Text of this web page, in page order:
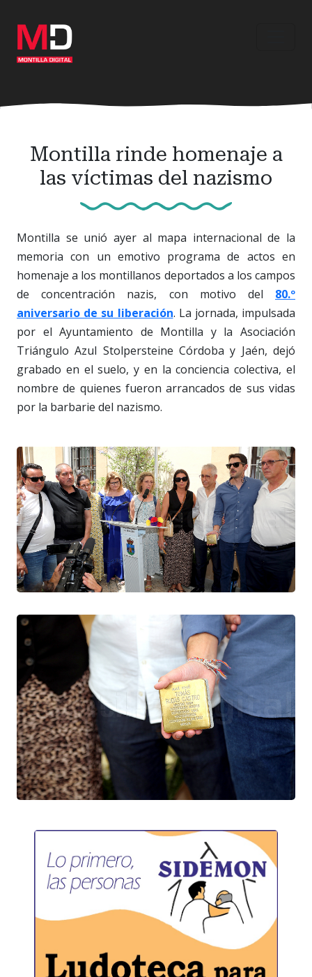
contenido
principal
Montilla rinde homenaje a
las víctimas del nazismo
Montilla se unió ayer al mapa internacional de la
memoria con un emotivo programa de actos en
homenaje a los montillanos deportados a los campos
de concentración nazis, con motivo del 80.º
aniversario de su liberación. La jornada, impulsada
por el Ayuntamiento de Montilla y la Asociación
Triángulo Azul Stolpersteine Córdoba y Jaén, dejó
grabado en el suelo, y en la conciencia colectiva, el
nombre de quienes fueron arrancados de sus vidas
por la barbarie del nazismo.